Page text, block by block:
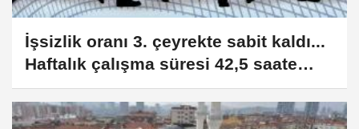
İşsizlik oranı 3. çeyrekte sabit kaldı...
Haftalık çalışma süresi 42,5 saate
yükseldi